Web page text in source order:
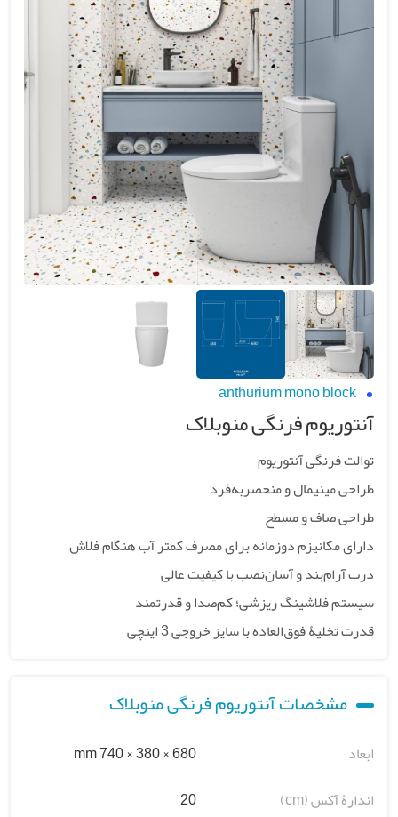
anthurium mono block
آنتوریوم فرنگی منوبلاک
توالت فرنگی آنتوریوم
طراحی مینیمال و منحصربه‌فرد
طراحی صاف و مسطح
دارای مکانیزم دوزمانه برای مصرف کمتر آب هنگام فلاش
درب آرام‌بند و آسان‌نصب با کیفیت عالی
سیستم فلاشینگ ریزشی؛ کم‌صدا و قدرتمند
قدرت تخلیۀ فوق‌العاده با سایز خروجی 3 اینچی
مشخصات آنتوریوم فرنگی منوبلاک
ابعاد
680 × 380 × 740 mm
اندارۀ آکس (cm)
20